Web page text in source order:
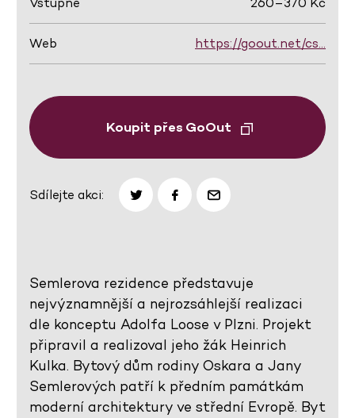
Web https://goout.net/cs…
Koupit přes GoOut
Sdílejte akci:
Semlerova rezidence představuje
nejvýznamnější a nejrozsáhlejší realizaci
dle konceptu Adolfa Loose v Plzni. Projekt
připravil a realizoval jeho žák Heinrich
Kulka. Bytový dům rodiny Oskara a Jany
Semlerových patří k předním památkám
moderní architektury ve střední Evropě. Byt